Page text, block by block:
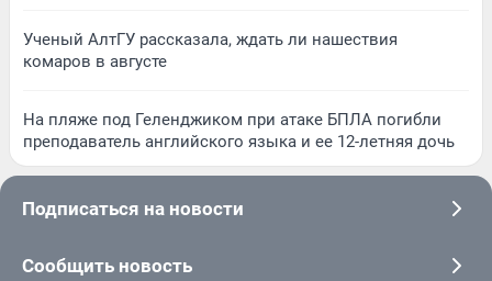
Ученый АлтГУ рассказала, ждать ли нашествия
комаров в августе
На пляже под Геленджиком при атаке БПЛА погибли
преподаватель английского языка и ее 12-летняя дочь
Подписаться на новости
Сообщить новость